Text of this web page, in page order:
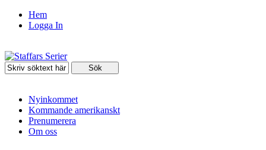
Hem
Logga In
Nyinkommet
Kommande amerikanskt
Prenumerera
Om oss